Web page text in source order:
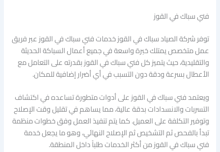
فني سباك في القوز
توفر شركة الصياد سباك في القوز خدمات فني سباك في القوز عبر فريق
عمل متخصص يمتلك خبرة واسعة في جميع أعمال السباكة الحديثة
والتقليدية، حيث يتميز كل فني سباك في القوز بقدرته على التعامل مع
الأعطال بسرعة ودقة دون التسبب في أي أضرار إضافية للمكان.
ويعتمد فني سباك في القوز على أدوات متطورة تساعده في اكتشاف
التسربات والانسدادات بدقة عالية، مما يساهم في تقليل وقت الإصلاح
وتوفير التكلفة على العميل. كما يتم تنفيذ العمل وفق خطوات منظمة
تبدأ بالفحص ثم التشخيص ثم الإصلاح النهائي، وهو ما يجعل خدمة
فني سباك في القوز من أكثر الخدمات طلباً داخل المنطقة.